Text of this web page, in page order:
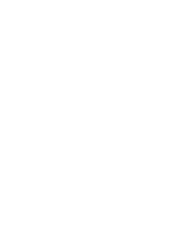
nuove versioni e
che li rendiamo
inoltre di ricevere e ci
versioni e aggiornamenti
software.
tecnologiche
senza licenza o
accetta che noi
per proteggerci da atti
il Software può
applicazione che limita la